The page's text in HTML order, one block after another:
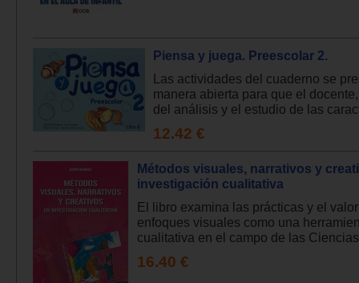
Piensa y juega. Preescolar 2.
Las actividades del cuaderno se
manera abierta para que el
del análisis y el estudio de las
12.42 €
Métodos visuales, narrativos y
investigación cualitativa
El libro examina las prácticas y el
enfoques visuales como una
cualitativa en el campo de las
16.40 €